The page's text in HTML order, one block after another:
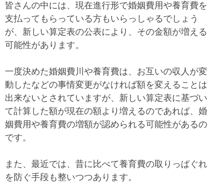
皆さんの中には、現在進行形で婚姻費用や養育費を
支払ってもらっている方もいらっしゃるでしょう
が、新しい算定表の公表により、その金額が増える
可能性があります。
一度決めた婚姻費川や養育費は、お互いの収人が変
動したなどの事情変更がなければ額を変えることは
出来ないとされていますが、新しい算定表に基づい
て計算した額が現在の額より増えるのであれば、婚
姻費用や養育費の増額が認められる可能性があるの
です。
また、最近では、昔に比べて養育費の取りっぱぐれ
を防ぐ手段も整いつつあります。